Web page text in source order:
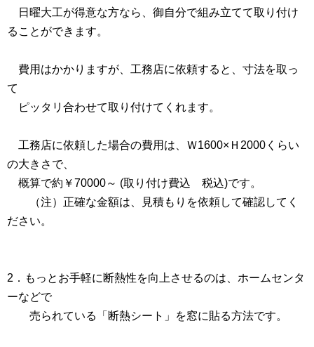
日曜大工が得意な方なら、御自分で組み立てて取り付け
ることができます。
費用はかかりますが、工務店に依頼すると、寸法を取っ
て
ピッタリ合わせて取り付けてくれます。
工務店に依頼した場合の費用は、Ｗ1600×Ｈ2000くらい
の大きさで、
概算で約￥70000～ (取り付け費込 税込)です。
（注）正確な金額は、見積もりを依頼して確認してく
ださい。
2．もっとお手軽に断熱性を向上させるのは、ホームセンタ
ーなどで
売られている「断熱シート」を窓に貼る方法です。